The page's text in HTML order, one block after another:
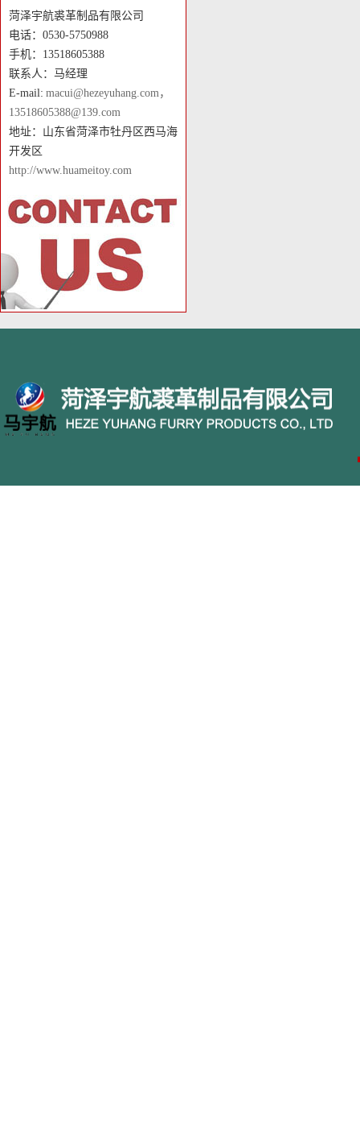
菏泽宇航裘革制品有限公司
电话：0530-5750988
手机：13518605388
联系人：马经理
E-mail: macui@hezeyuhang.com，
13518605388@139.com
地址：山东省菏泽市牡丹区西马海
开发区
http://www.huameitoy.com